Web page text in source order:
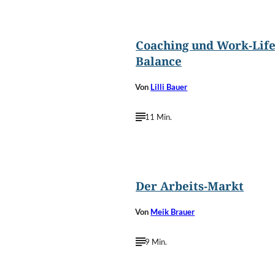
Coaching und Work-
Balance
Von Lilli Bauer
11 Min.
Der Arbeits-Markt
Von Meik Brauer
9 Min.